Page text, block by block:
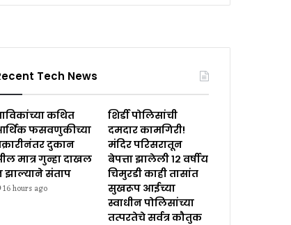
Tech News
कथित
फसवणुकीच्या
दुकान
मात्र गुन्हा दाखल
झाल्याने संताप
16 hours ago
शिर्डी पोलिसांची
दमदार कामगिरी!
मंदिर परिसरातून
बेपत्ता झालेली १२ वर्षीय
चिमुरडी काही तासांत
सुखरूप आईच्या
स्वाधीन पोलिसांच्या
तत्परतेचे सर्वत्र कौतुक